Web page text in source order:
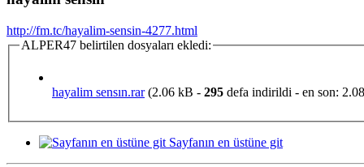
http://fm.tc/hayalim-sensin-4277.html
ALPER47 belirtilen dosyaları ekledi:
hayalim sensın.rar (2.06 kB - 295 defa indirildi - en son:
Sayfanın en üstüne git